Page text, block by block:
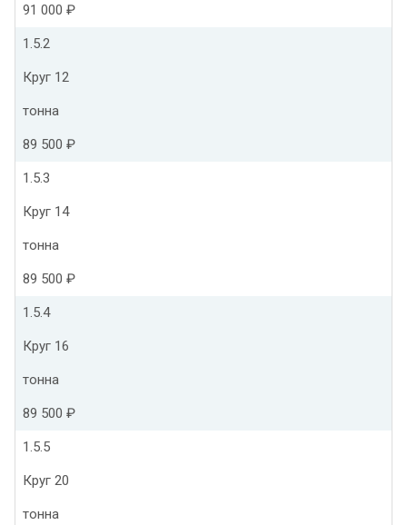
91 000 ₽
1.5.2
Круг 12
тонна
89 500 ₽
1.5.3
Круг 14
тонна
89 500 ₽
1.5.4
Круг 16
тонна
89 500 ₽
1.5.5
Круг 20
тонна